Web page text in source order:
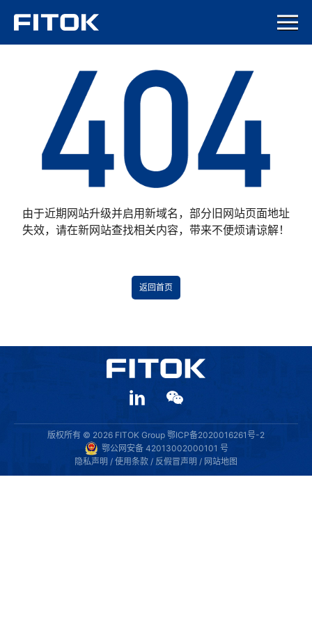
由于近期网站升级并启用新域名，部分旧网站页面地址
失效，请在新网站查找相关内容，带来不便烦请谅解！
返回首页
版权所有 © 2026 FITOK Group 鄂ICP备2020016261号-2
鄂公网安备 42013002000101 号
隐私声明 / 使用条款 / 反假冒声明 / 网站地图